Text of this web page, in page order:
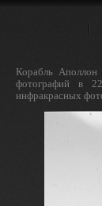
Корабль
фотографий в
инфракрасных